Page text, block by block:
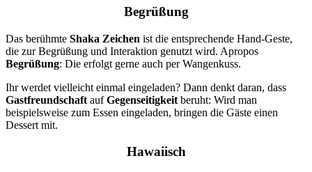
Begrüßung
Das berühmte Shaka Zeichen ist die entsprechende Hand-Geste,
die zur Begrüßung und Interaktion genutzt wird. Apropos
Begrüßung: Die erfolgt gerne auch per Wangenkuss.
Ihr werdet vielleicht einmal eingeladen? Dann denkt daran, dass
Gastfreundschaft aufGegenseitigkeit beruht: Wird man
beispielsweise zum Essen eingeladen, bringen die Gäste einen
Dessert mit.
Hawaiisch